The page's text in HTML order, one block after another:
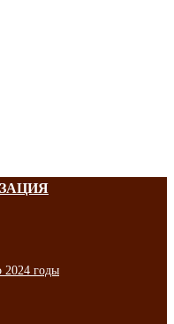
2024 годы